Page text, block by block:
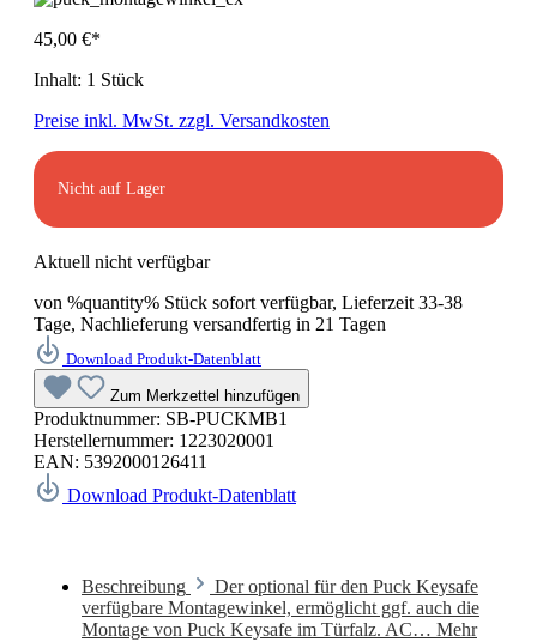
45,00 €*
Inhalt: 1 Stück
Preise inkl. MwSt. zzgl. Versandkosten
Nicht auf Lager
Aktuell nicht verfügbar
von %quantity% Stück sofort verfügbar, Lieferzeit 33-38
Tage, Nachlieferung versandfertig in 21 Tagen
Download Produkt-Datenblatt
Zum Merkzettel hinzufügen
Produktnummer: SB-PUCKMB1
Herstellernummer: 1223020001
EAN: 5392000126411
Download Produkt-Datenblatt
Beschreibung
Der optional für den Puck Keysafe
verfügbare Montagewinkel, ermöglicht ggf. auch die
Montage von Puck Keysafe im Türfalz. AC… Mehr